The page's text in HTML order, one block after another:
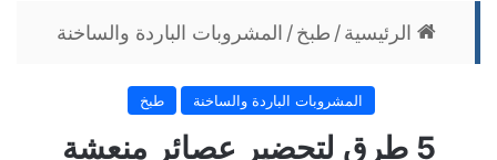
الرئيسية / طبخ / المشروبات الباردة والساخنة
المشروبات الباردة والساخنة طبخ
5 طرق لتحضير عصائر منعشة